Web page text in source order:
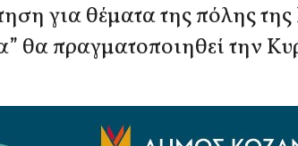
για θέματα της πόλης
θα πραγματοποιηθεί την